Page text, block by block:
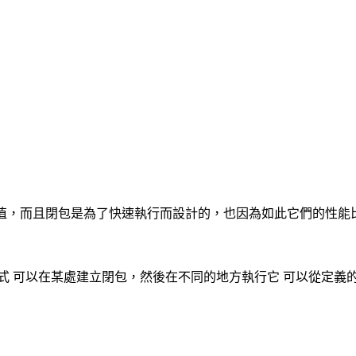
而且閉包是為了快速執行而設計的，也因為如此它們的性能
可以在某處建立閉包，然後在不同的地方執行它 可以從定義